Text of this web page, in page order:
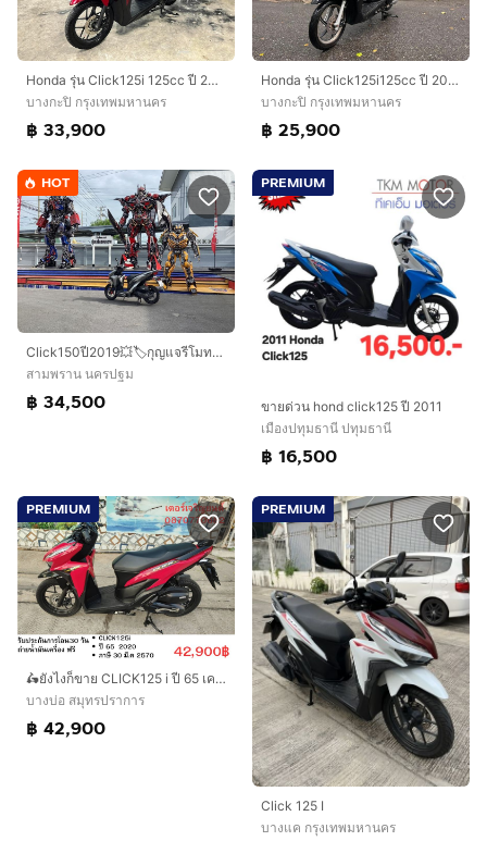
Honda รุ่น Click125i 125cc ปี 2018สตาร์
บางกะปิ กรุงเทพมหานคร
฿ 33,900
Honda รุ่น Click125i125cc ปี 2015สตาร์ทมือ
บางกะปิ กรุงเทพมหานคร
฿ 25,900
HOT
Click150ปี2019💥🏷️กุญแจรีโมท🌟ราคา34500
สามพราน นครปฐม
฿ 34,500
PREMIUM
ขายด่วน hond click125 ปี 2011
เมืองปทุมธานี ปทุมธานี
฿ 16,500
PREMIUM
🛵ยังไงก็ขาย CLICK125 i ปี 65 เครื่องดี สีสวย วิ้งน้อย2900โล เล่มชุดโอนครบ+เปลี่ยนถ่ายน้ำมันเครื่องฟรี ส่งฟรี30 ก.ม
บางบ่อ สมุทรปราการ
฿ 42,900
PREMIUM
Click 125 I
บางแค กรุงเทพมหานคร